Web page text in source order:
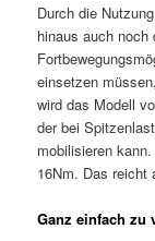
Durch die
hinaus auch
einsetzen
wird das Modell
der bei
mobilisieren
16Nm. Das reicht
Ganz einfach zu